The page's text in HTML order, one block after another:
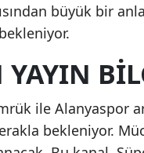
büyük bir
YAYIN
ile Alanyaspor
bekleniyor.